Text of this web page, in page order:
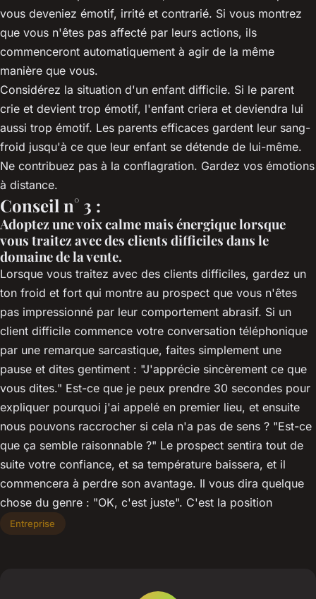
vous deveniez émotif, irrité et contrarié. Si vous montrez
que vous n'êtes pas affecté par leurs actions, ils
commenceront automatiquement à agir de la même
manière que vous.
Considérez la situation d'un enfant difficile. Si le parent
crie et devient trop émotif, l'enfant criera et deviendra lui
aussi trop émotif. Les parents efficaces gardent leur sang-
froid jusqu'à ce que leur enfant se détende de lui-même.
Ne contribuez pas à la conflagration. Gardez vos émotions
à distance.
Conseil n° 3 :
Adoptez une voix calme mais énergique lorsque
vous traitez avec des clients difficiles dans le
domaine de la vente.
Lorsque vous traitez avec des clients difficiles, gardez un
ton froid et fort qui montre au prospect que vous n'êtes
pas impressionné par leur comportement abrasif. Si un
client difficile commence votre conversation téléphonique
par une remarque sarcastique, faites simplement une
pause et dites gentiment : "J'apprécie sincèrement ce que
vous dites." Est-ce que je peux prendre 30 secondes pour
expliquer pourquoi j'ai appelé en premier lieu, et ensuite
nous pouvons raccrocher si cela n'a pas de sens ? "Est-ce
que ça semble raisonnable ?" Le prospect sentira tout de
suite votre confiance, et sa température baissera, et il
commencera à perdre son avantage. Il vous dira quelque
chose du genre : "OK, c'est juste". C'est la position
Entreprise